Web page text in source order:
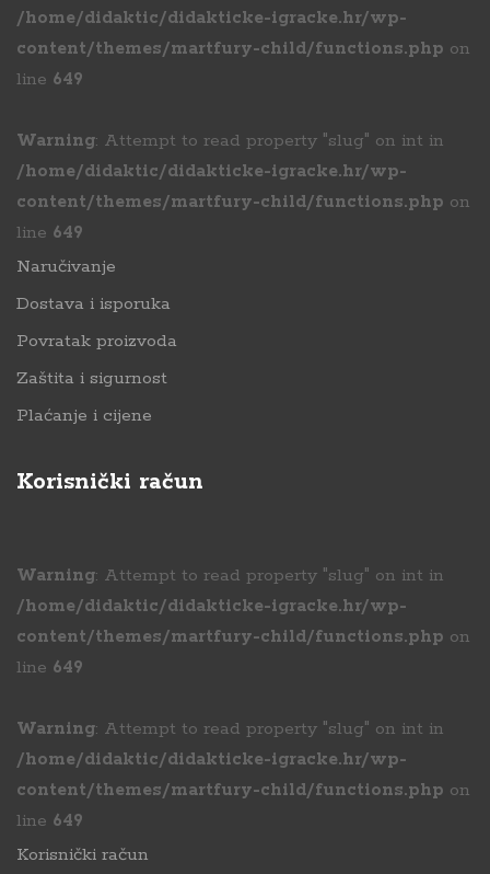
/home/didaktic/didakticke-igracke.hr/wp-
content/themes/martfury-child/functions.php on
line 649
Warning: Attempt to read property "slug" on int in
/home/didaktic/didakticke-igracke.hr/wp-
content/themes/martfury-child/functions.php on
line 649
Naručivanje
Dostava i isporuka
Povratak proizvoda
Zaštita i sigurnost
Plaćanje i cijene
Korisnički račun
Warning: Attempt to read property "slug" on int in
/home/didaktic/didakticke-igracke.hr/wp-
content/themes/martfury-child/functions.php on
line 649
Warning: Attempt to read property "slug" on int in
/home/didaktic/didakticke-igracke.hr/wp-
content/themes/martfury-child/functions.php on
line 649
Korisnički račun